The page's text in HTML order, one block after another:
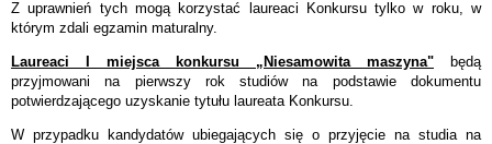
Z uprawnień tych mogą korzystać laureaci Konkursu tylko w roku, w
którym zdali egzamin maturalny.
Laureaci I miejsca konkursu „Niesamowita maszyna" będą
przyjmowani na pierwszy rok studiów na podstawie dokumentu
potwierdzającego uzyskanie tytułu laureata Konkursu.
W przypadku kandydatów ubiegających się o przyjęcie na studia na